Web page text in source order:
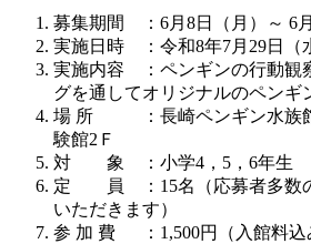
募集期間 ：6月8日（月）～ 6月
実施日時 ：令和8年7月29日（
実施内容 ：ペンギンの行動観
グを通してオリジナルのペンギ
場 所 ：長崎ペンギン水族
験館2Ｆ
対 象 ：小学4，5，6年生
定 員 ：15名（応募者多数の
いただきます）
参 加 費 ：1,500円（入館料込